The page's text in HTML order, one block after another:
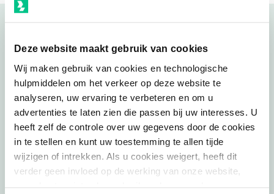
Deze website maakt gebruik van cookies
Wij maken gebruik van cookies en technologische
hulpmiddelen om het verkeer op deze website te
analyseren, uw ervaring te verbeteren en om u
advertenties te laten zien die passen bij uw interesses. U
heeft zelf de controle over uw gegevens door de cookies
in te stellen en kunt uw toestemming te allen tijde
wijzigen of intrekken. Als u cookies weigert, heeft dit
verder geen invloed op de werking van onze website,
maar kunt u niet volop gebruik maken van al onze
Onze datacenters
Smartdc Rotterdam
Van Nelleweg 1
3044 BC